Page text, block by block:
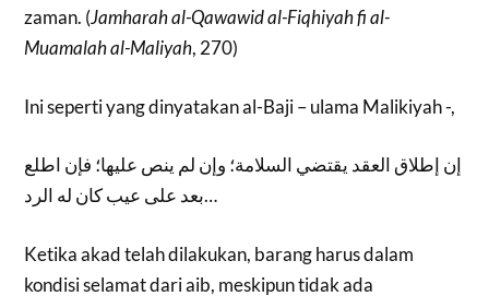
zaman. (Jamharah al-Qawawid al-Fiqhiyah fi al-
Muamalah al-Maliyah, 270)
Ini seperti yang dinyatakan al-Baji – ulama Malikiyah -,
إن إطلاق العقد يقتضي السلامة؛ وإن لم ينص عليها؛ فإن اطلع
بعد على عيب كان له الرد…
Ketika akad telah dilakukan, barang harus dalam
kondisi selamat dari aib, meskipun tidak ada